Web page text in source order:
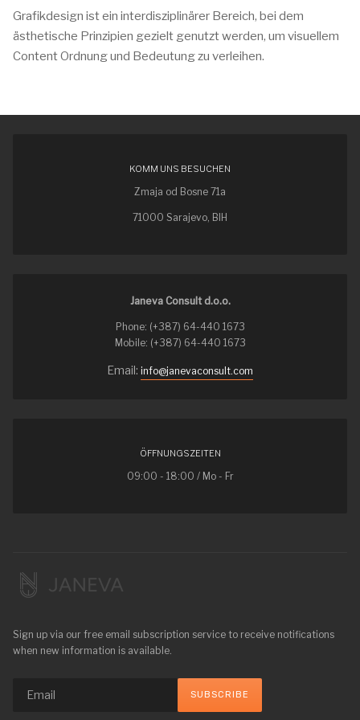
Grafikdesign ist ein interdisziplinärer Bereich, bei dem
ästhetische Prinzipien gezielt genutzt werden, um visuellem
Content Ordnung und Bedeutung zu verleihen.
KOMM UNS BESUCHEN
Zmaja od Bosne 71a
71000 Sarajevo, BIH
Janeva Consult d.o.o.
Phone: (+387) 64-440 1673
Mobile: (+387) 64-440 1673
Email: info@janevaconsult.com
ÖFFNUNGSZEITEN
09:00 - 18:00 / Mo - Fr
Sign up via our free email subscription service to receive notifications
when new information is available.